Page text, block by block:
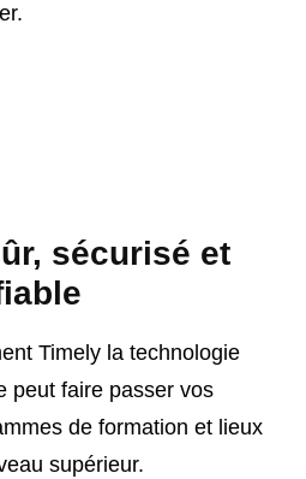
sécurisé et
Timely la technologie
peut faire passer vos
de formation et lieux
supérieur.